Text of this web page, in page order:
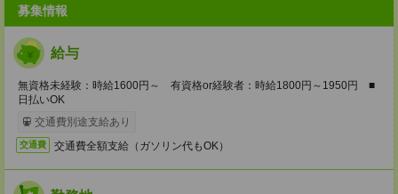
募集情報
給与
無資格未経験：時給1600円～ 有資格or経験者：時給1800円～1950円 ■
日払いOK
交通費別途支給あり
交通費 交通費全額支給（ガソリン代もOK）